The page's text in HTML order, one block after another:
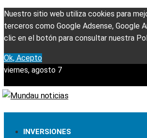
Nuestro sitio web utiliza cookies para
terceros como Google Adsense, Google
clic en el botón para consultar nuestra
Ok, Acepto
viernes, agosto 7
INVERSIONES